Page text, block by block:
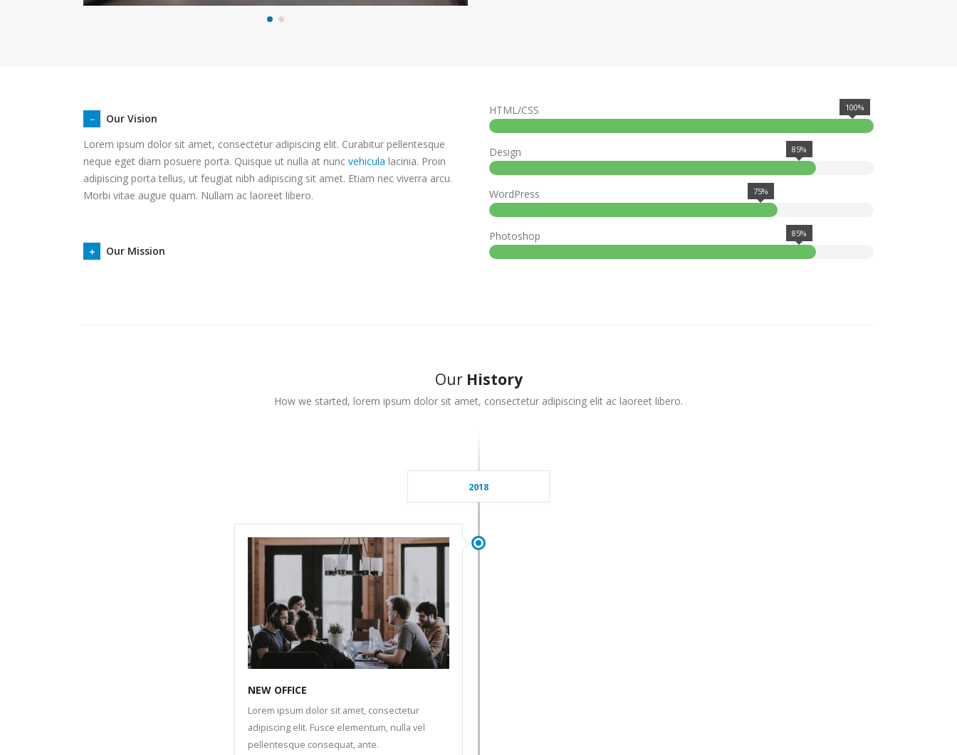
Our Vision
Lorem ipsum dolor sit amet, consectetur adipiscing elit. Curabitur pellentesque
neque eget diam posuere porta. Quisque ut nulla at nunc vehicula lacinia. Proin
adipiscing porta tellus, ut feugiat nibh adipiscing sit amet. Etiam nec viverra arcu.
Morbi vitae augue quam. Nullam ac laoreet libero.
Our Mission
HTML/CSS 100%
Design 85%
WordPress 75%
Photoshop 85%
Our History
How we started, lorem ipsum dolor sit amet, consectetur adipiscing elit ac laoreet libero.
2018
NEW OFFICE
Lorem ipsum dolor sit amet, consectetur
adipiscing elit. Fusce elementum, nulla vel
pellentesque consequat, ante.